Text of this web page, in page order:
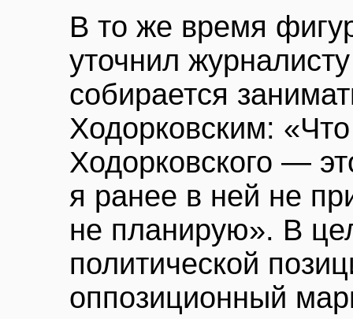
В то же время
уточнил
собирается
Ходорковским:
Ходорковского —
я ранее в ней не
не планирую». В
политической
оппозиционный